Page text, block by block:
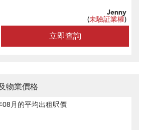
立即查詢
Jenny
(未驗証業權)
物業價格
月 的平均出租呎價